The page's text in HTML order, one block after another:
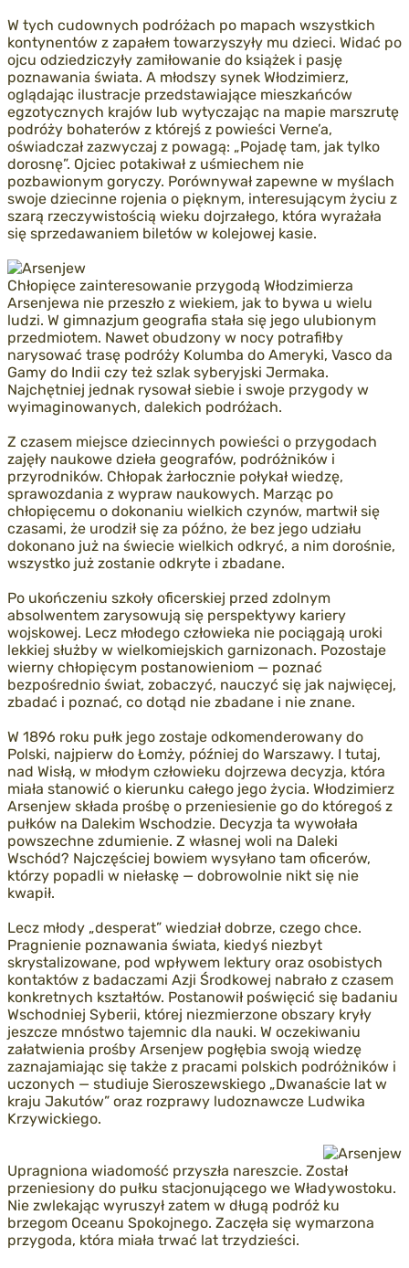
W tych cudownych podróżach po mapach wszystkich
kontynentów z zapałem towarzyszyły mu dzieci. Widać po
ojcu odziedziczyły zamiłowanie do książek i pasję
poznawania świata. A młodszy synek Włodzimierz,
oglądając ilustracje przedstawiające mieszkańców
egzotycznych krajów lub wytyczając na mapie marszrutę
podróży bohaterów z którejś z powieści Verne’a,
oświadczał zazwyczaj z powagą: „Pojadę tam, jak tylko
dorosnę”. Ojciec potakiwał z uśmiechem nie
pozbawionym goryczy. Porównywał zapewne w myślach
swoje dziecinne rojenia o pięknym, interesującym życiu z
szarą rzeczywistością wieku dojrzałego, która wyrażała
się sprzedawaniem biletów w kolejowej kasie.
Chłopięce zainteresowanie przygodą Włodzimierza
Arsenjewa nie przeszło z wiekiem, jak to bywa u wielu
ludzi. W gimnazjum geografia stała się jego ulubionym
przedmiotem. Nawet obudzony w nocy potrafiłby
narysować trasę podróży Kolumba do Ameryki, Vasco da
Gamy do Indii czy też szlak syberyjski Jermaka.
Najchętniej jednak rysował siebie i swoje przygody w
wyimaginowanych, dalekich podróżach.
Z czasem miejsce dziecinnych powieści o przygodach
zajęły naukowe dzieła geografów, podróżników i
przyrodników. Chłopak żarłocznie połykał wiedzę,
sprawozdania z wypraw naukowych. Marząc po
chłopięcemu o dokonaniu wielkich czynów, martwił się
czasami, że urodził się za późno, że bez jego udziału
dokonano już na świecie wielkich odkryć, a nim dorośnie,
wszystko już zostanie odkryte i zbadane.
Po ukończeniu szkoły oficerskiej przed zdolnym
absolwentem zarysowują się perspektywy kariery
wojskowej. Lecz młodego człowieka nie pociągają uroki
lekkiej służby w wielkomiejskich garnizonach. Pozostaje
wierny chłopięcym postanowieniom — poznać
bezpośrednio świat, zobaczyć, nauczyć się jak najwięcej,
zbadać i poznać, co dotąd nie zbadane i nie znane.
W 1896 roku pułk jego zostaje odkomenderowany do
Polski, najpierw do Łomży, później do Warszawy. I tutaj,
nad Wisłą, w młodym człowieku dojrzewa decyzja, która
miała stanowić o kierunku całego jego życia. Włodzimierz
Arsenjew składa prośbę o przeniesienie go do któregoś z
pułków na Dalekim Wschodzie. Decyzja ta wywołała
powszechne zdumienie. Z własnej woli na Daleki
Wschód? Najczęściej bowiem wysyłano tam oficerów,
którzy popadli w niełaskę — dobrowolnie nikt się nie
kwapił.
Lecz młody „desperat” wiedział dobrze, czego chce.
Pragnienie poznawania świata, kiedyś niezbyt
skrystalizowane, pod wpływem lektury oraz osobistych
kontaktów z badaczami Azji Środkowej nabrało z czasem
konkretnych kształtów. Postanowił poświęcić się badaniu
Wschodniej Syberii, której niezmierzone obszary kryły
jeszcze mnóstwo tajemnic dla nauki. W oczekiwaniu
załatwienia prośby Arsenjew pogłębia swoją wiedzę
zaznajamiając się także z pracami polskich podróżników i
uczonych — studiuje Sieroszewskiego „Dwanaście lat w
kraju Jakutów” oraz rozprawy ludoznawcze Ludwika
Krzywickiego.
Upragniona wiadomość przyszła nareszcie. Został
przeniesiony do pułku stacjonującego we Władywostoku.
Nie zwlekając wyruszył zatem w długą podróż ku
brzegom Oceanu Spokojnego. Zaczęła się wymarzona
przygoda, która miała trwać lat trzydzieści.